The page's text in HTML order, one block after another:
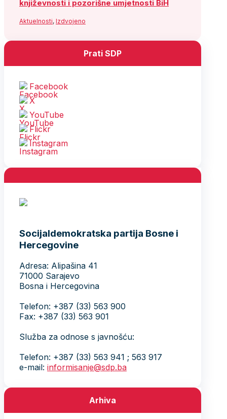
književnosti i pozorišne umjetnosti BiH
Aktuelnosti, Izdvojeno
Prati SDP
Facebook
X
YouTube
Flickr
Instagram
Socijaldemokratska partija Bosne i
Hercegovine
Adresa: Alipašina 41
71000 Sarajevo
Bosna i Hercegovina
Telefon: +387 (33) 563 900
Fax: +387 (33) 563 901
Služba za odnose s javnošću:
Telefon: +387 (33) 563 941 ; 563 917
e-mail: informisanje@sdp.ba
Arhiva